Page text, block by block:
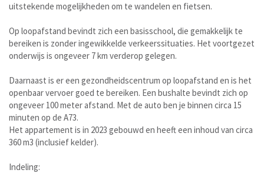
uitstekende mogelijkheden om te wandelen en fietsen.
Op loopafstand bevindt zich een basisschool, die gemakkelijk te
bereiken is zonder ingewikkelde verkeerssituaties. Het voortgezet
onderwijs is ongeveer 7 km verderop gelegen.
Daarnaast is er een gezondheidscentrum op loopafstand en is het
openbaar vervoer goed te bereiken. Een bushalte bevindt zich op
ongeveer 100 meter afstand. Met de auto ben je binnen circa 15
minuten op de A73.
Het appartement is in 2023 gebouwd en heeft een inhoud van circa
360 m3 (inclusief kelder).
Indeling: